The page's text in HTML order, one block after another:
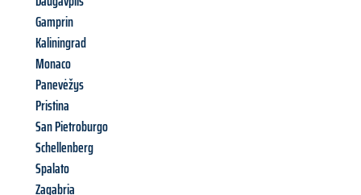
Gamprin
Kaliningrad
Monaco
Panevėžys
Pristina
San Pietroburgo
Schellenberg
Spalato
Zagabria